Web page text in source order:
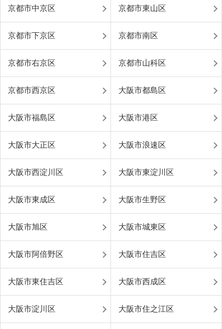
京都市中京区 京都市東山区
京都市下京区 京都市南区
京都市右京区 京都市山科区
京都市西京区 大阪市都島区
大阪市福島区 大阪市港区
大阪市大正区 大阪市浪速区
大阪市西淀川区 大阪市東淀川区
大阪市東成区 大阪市生野区
大阪市旭区 大阪市城東区
大阪市阿倍野区 大阪市住吉区
大阪市東住吉区 大阪市西成区
大阪市淀川区 大阪市住之江区